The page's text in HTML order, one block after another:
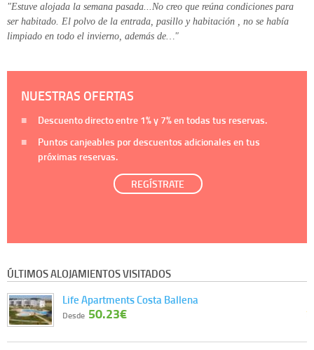
"Estuve alojada la semana pasada...No creo que reúna condiciones para
ser habitado. El polvo de la entrada, pasillo y habitación , no se había
limpiado en todo el invierno, además de…"
NUESTRAS OFERTAS
Descuento directo entre 1%y 7%en todas tus reservas.
Puntos canjeables por descuentos adicionales en tus
próximas reservas.
REGÍSTRATE
ÚLTIMOS ALOJAMIENTOS VISITADOS
Life Apartments Costa Ballena
Desde 50.23€